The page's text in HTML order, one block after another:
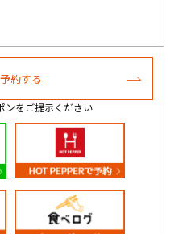
約する
をご提示ください